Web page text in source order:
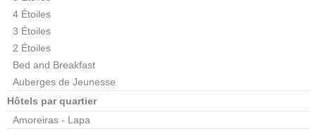
4 Étoiles
3 Étoiles
2 Étoiles
Bed and Breakfast
Auberges de Jeunesse
Hôtels par quartier
Amoreiras - Lapa